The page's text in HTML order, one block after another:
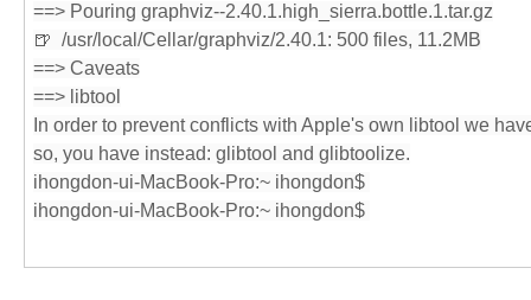
==> Pouring graphviz--2.40.1.high_sierra.bottle.1.tar.gz
🍺  /usr/local/Cellar/graphviz/2.40.1: 500 files, 11.2MB
==> Caveats
==> libtool
In order to prevent conflicts with Apple's own libtool we
so, you have instead: glibtool and glibtoolize.
ihongdon-ui-MacBook-Pro:~ ihongdon$
ihongdon-ui-MacBook-Pro:~ ihongdon$